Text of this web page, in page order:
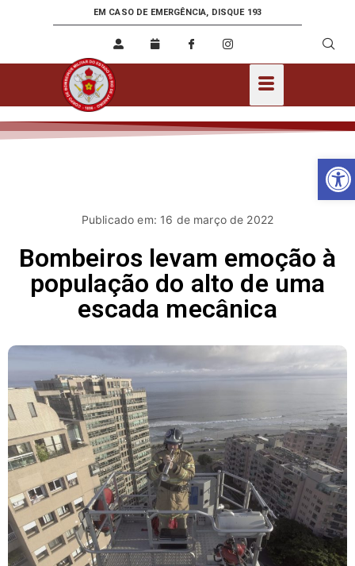
EM CASO DE EMERGÊNCIA, DISQUE 193
Publicado em: 16 de março de 2022
Bombeiros levam emoção à
população do alto de uma
escada mecânica